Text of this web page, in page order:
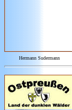
Hermann Sudermann